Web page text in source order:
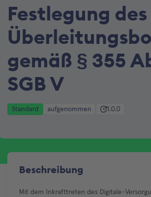
Festlegung des
gemäß § 355
SGB V
Standard aufgenommen 1.0.0
Beschreibung
Mit dem Inkrafttreten des Digitale-